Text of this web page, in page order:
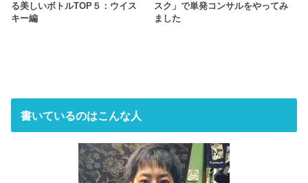
る美しいボトルTOP５：ウイス
キー編
スク」で単発コンサルをやってみ
ました
書いているのはこんな人